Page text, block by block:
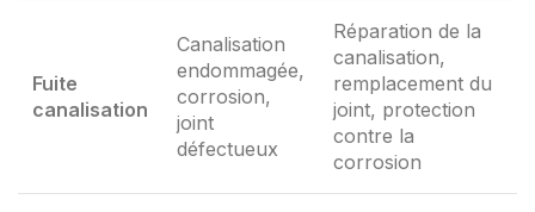
Fuite
canalisation
Canalisation
endommagée,
corrosion,
joint
défectueux
Réparation de la
canalisation,
remplacement du
joint, protection
contre la
corrosion